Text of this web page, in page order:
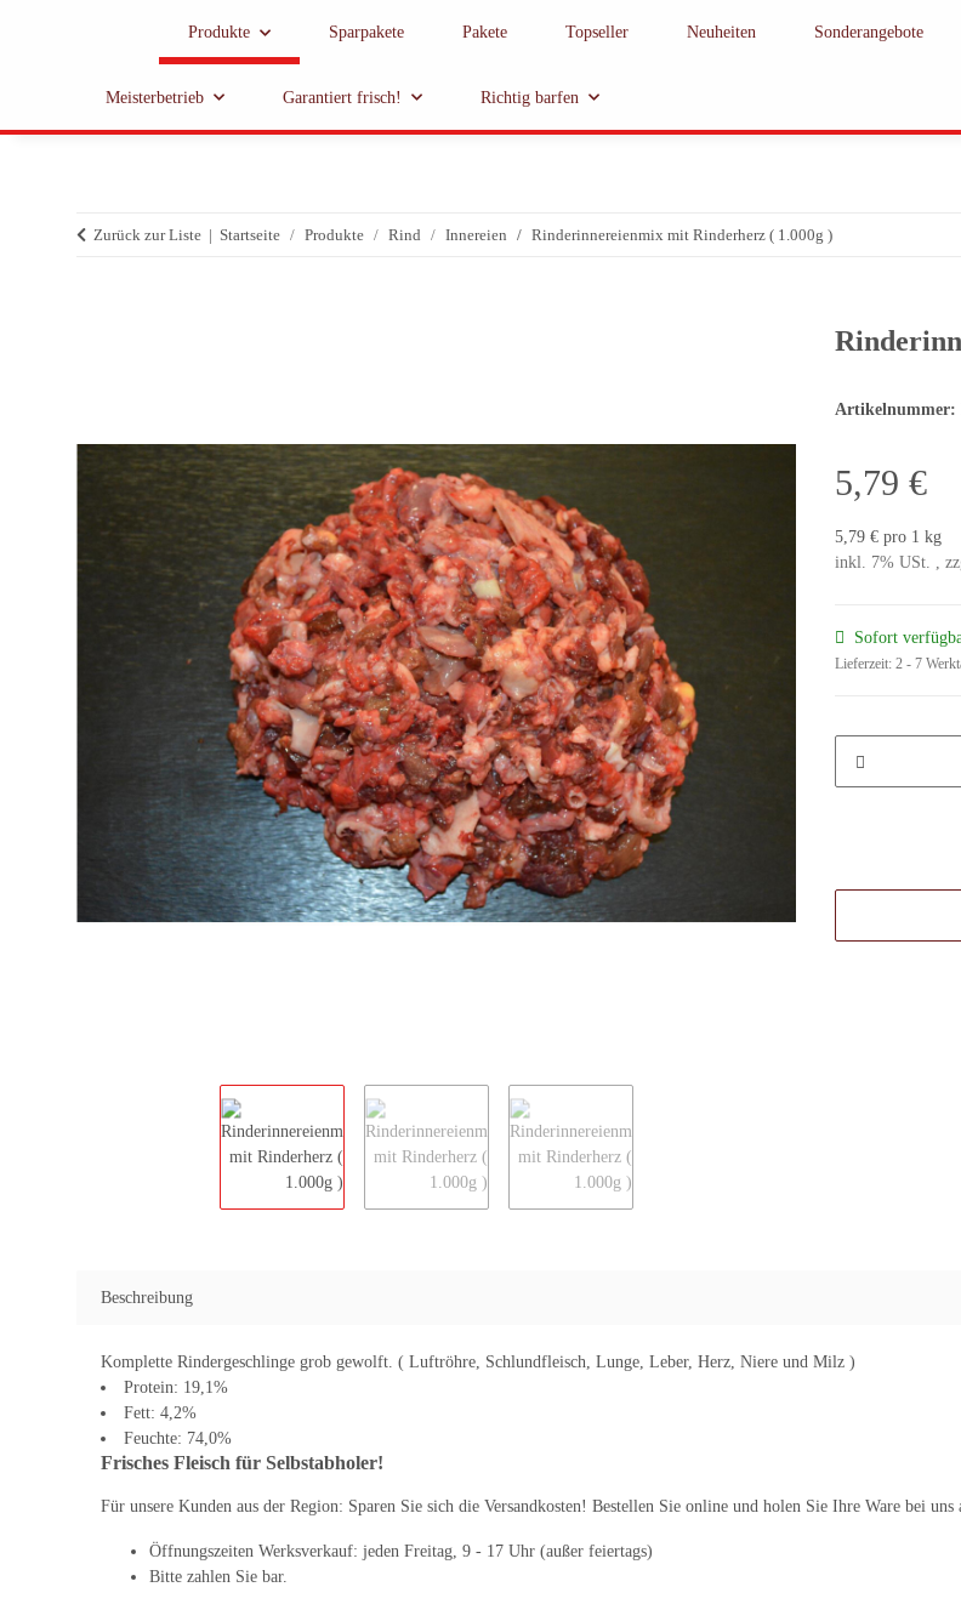
Produkte Sparpakete Pakete Topseller Neuheiten Sonderangebote
Meisterbetrieb Garantiert frisch! Richtig barfen
Zurück zur Liste Startseite Produkte Rind Innereien Rinderinnereienmix mit Rinderherz ( 1.000g )
Artikelnummer:
5,79 €
5,79 € pro 1 kg
inkl. 7% USt. ,
Sofort
Lieferzeit: 2 - 7
Beschreibung
Komplette Rindergeschlinge grob gewolft. ( Luftröhre, Schlundfleisch, Lunge, Leber, Herz, Niere und Milz )
Protein: 19,1%
Fett: 4,2%
Feuchte: 74,0%
Frisches Fleisch für Selbstabholer!
Für unsere Kunden aus der Region: Sparen Sie sich die Versandkosten! Bestellen Sie online und holen Sie Ihre Ware bei uns
Öffnungszeiten Werksverkauf: jeden Freitag, 9 - 17 Uhr (außer feiertags)
Bitte zahlen Sie bar.